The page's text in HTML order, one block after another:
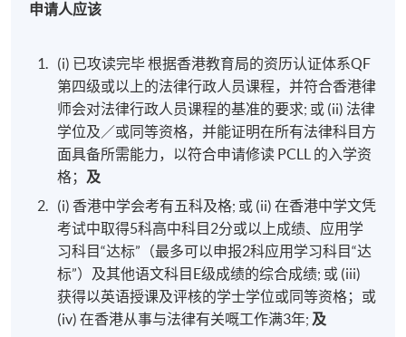
申请人应该
(i) 已攻读完毕 根据香港教育局的资历认证体系QF
第四级或以上的法律行政人员课程，并符合香港律
师会对法律行政人员课程的基准的要求; 或 (ii) 法律
学位及／或同等资格，并能证明在所有法律科目方
面具备所需能力，以符合申请修读 PCLL 的入学资
格； 及
(i) 香港中学会考有五科及格; 或 (ii) 在香港中学文凭
考试中取得5科高中科目2分或以上成绩、应用学
习科目“达标”（最多可以申报2科应用学习科目“达
标”）及其他语文科目E级成绩的综合成绩; 或 (iii)
获得以英语授课及评核的学士学位或同等资格；或
(iv) 在香港从事与法律有关嘅工作满3年; 及